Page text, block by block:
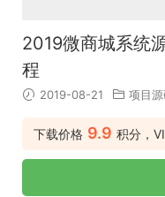
2019微商城系统
程
2019-08-21 项目
下载价格 9.9 积分，